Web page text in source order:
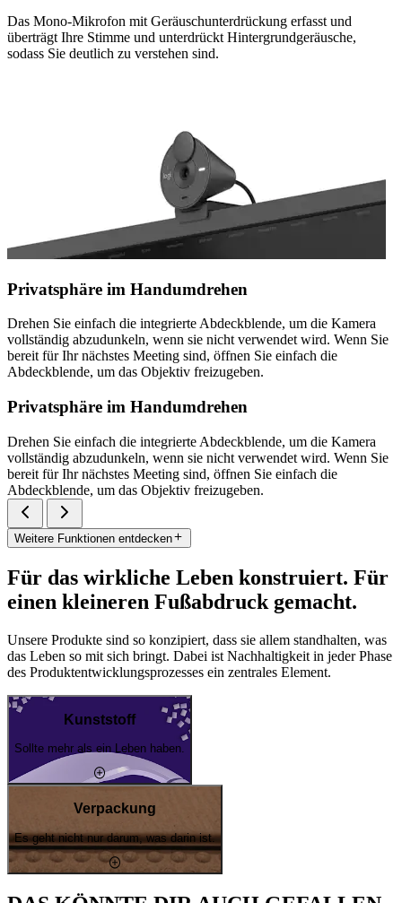
Das Mono-Mikrofon mit Geräuschunterdrückung erfasst und
überträgt Ihre Stimme und unterdrückt Hintergrundgeräusche,
sodass Sie deutlich zu verstehen sind.
Privatsphäre im Handumdrehen
Drehen Sie einfach die integrierte Abdeckblende, um die Kamera
vollständig abzudunkeln, wenn sie nicht verwendet wird. Wenn Sie
bereit für Ihr nächstes Meeting sind, öffnen Sie einfach die
Abdeckblende, um das Objektiv freizugeben.
Privatsphäre im Handumdrehen
Drehen Sie einfach die integrierte Abdeckblende, um die Kamera
vollständig abzudunkeln, wenn sie nicht verwendet wird. Wenn Sie
bereit für Ihr nächstes Meeting sind, öffnen Sie einfach die
Abdeckblende, um das Objektiv freizugeben.
Weitere Funktionen entdecken
Für das wirkliche Leben konstruiert. Für
einen kleineren Fußabdruck gemacht.
Unsere Produkte sind so konzipiert, dass sie allem standhalten, was
das Leben so mit sich bringt. Dabei ist Nachhaltigkeit in jeder Phase
des Produktentwicklungsprozesses ein zentrales Element.
Kunststoff
Sollte mehr als ein Leben haben.
Verpackung
Es geht nicht nur darum, was darin ist.